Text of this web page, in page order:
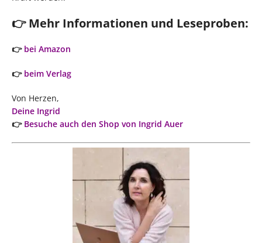
👉 Mehr Informationen und Leseproben:
👉 bei Amazon
👉 beim Verlag
Von Herzen,
Deine Ingrid
👉Besuche auch den Shop von Ingrid Auer